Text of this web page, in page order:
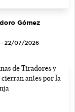
Gómez
- 22/07/2026